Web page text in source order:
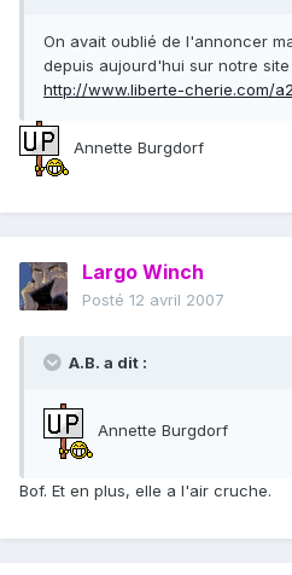
On avait oublié de l'annoncer
depuis aujourd'hui sur notre site
http://www.liberte-cherie.com/
Annette Burgdorf
Largo Winch
Posté 12 avril 2007
A.B. a dit :
Annette Burgdorf
Bof. Et en plus, elle a l'air cruche.